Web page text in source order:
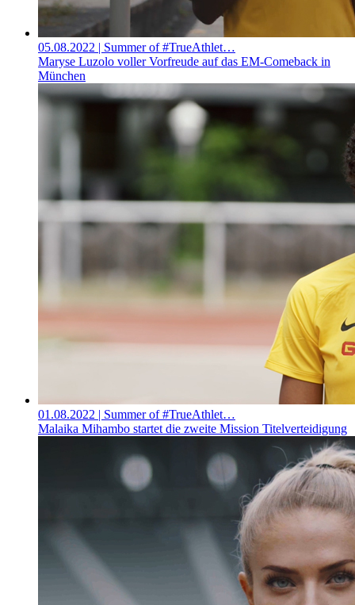
05.08.2022 | Summer of #TrueAthlet…
Maryse Luzolo voller Vorfreude auf das EM-Comeback in
München
01.08.2022 | Summer of #TrueAthlet…
Malaika Mihambo startet die zweite Mission Titelverteidigung